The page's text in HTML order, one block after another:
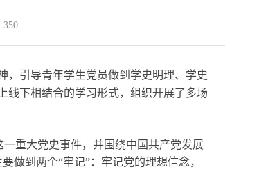
350
，引导青年学生党员做到学史明理、学史
线下相结合的学习形式，组织开展了多场
重大党史事件，并围绕中国共产党发展
做到两个“牢记”：牢记党的理想信念，